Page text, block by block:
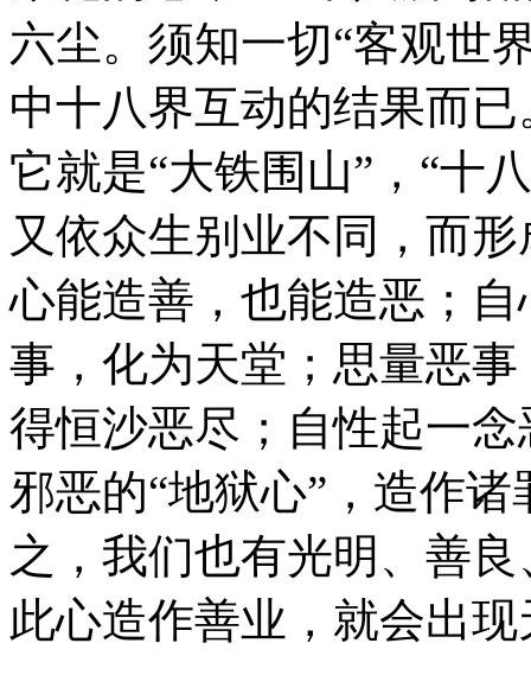
六尘。须知一切“客观世
中十八界互动的结果而
它就是“大铁围山”，“十
又依众生别业不同，而
心能造善，也能造恶；
事，化为天堂；思量恶
得恒沙恶尽；自性起一
邪恶的“地狱心”，造作
之，我们也有光明、善
此心造作善业，就会出